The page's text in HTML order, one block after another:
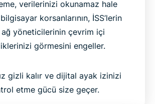
verilerinizi okunamaz hale
korsanlarının, İSS’lerin
yöneticilerinin çevrim içi
görmesini engeller.
gizli kalır ve dijital ayak izinizi
etme gücü size geçer.